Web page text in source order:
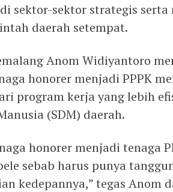
sektor-sektor strategis serta
daerah setempat.
Anom Widiyantoro
honorer menjadi PPPK
program kerja yang lebih
(SDM) daerah.
honorer menjadi tenaga
sebab harus punya
kedepannya,” tegas Anom